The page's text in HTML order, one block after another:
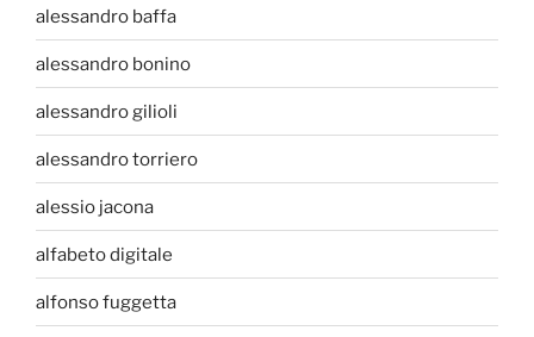
alessandro baffa
alessandro bonino
alessandro gilioli
alessandro torriero
alessio jacona
alfabeto digitale
alfonso fuggetta